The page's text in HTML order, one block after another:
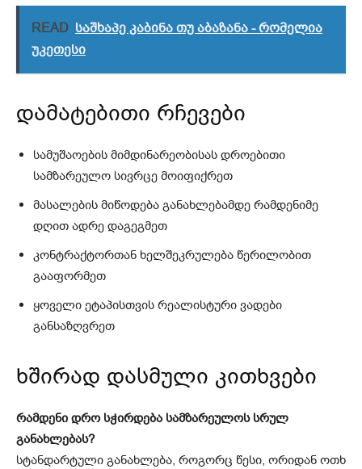
READ საშხაპე კაბინა თუ აბაზანა - რომელია
უკეთესი
დამატებითი რჩევები
სამუშაოების მიმდინარეობისას დროებითი
სამზარეულო სივრცე მოიფიქრეთ
მასალების მიწოდება განახლებამდე რამდენიმე
დღით ადრე დაგეგმეთ
კონტრაქტორთან ხელშეკრულება წერილობით
გააფორმეთ
ყოველი ეტაპისთვის რეალისტური ვადები
განსაზღვრეთ
ხშირად დასმული კითხვები
რამდენი დრო სჭირდება სამზარეულოს სრულ
განახლებას?
სტანდარტული განახლება, როგორც წესი, ორიდან ოთხ